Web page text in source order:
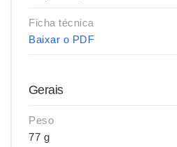
Ficha técnica
Baixar o PDF
Gerais
Peso
77 g